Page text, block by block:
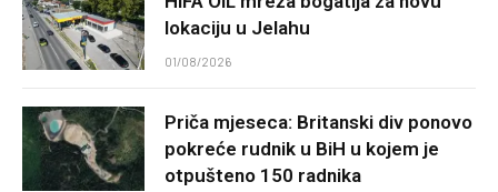
lokaciju u Jelahu
01/08/2026
Priča mjeseca: Britanski div ponovo
pokreće rudnik u BiH u kojem je
otpušteno 150 radnika